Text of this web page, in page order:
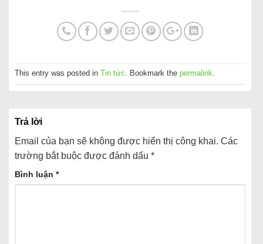
This entry was posted in Tin tức . Bookmark the permalink
Trả lời
Email của bạn sẽ không được hiển thị công khai. Các
trường bắt buộc được đánh dấu *
Bình luận *